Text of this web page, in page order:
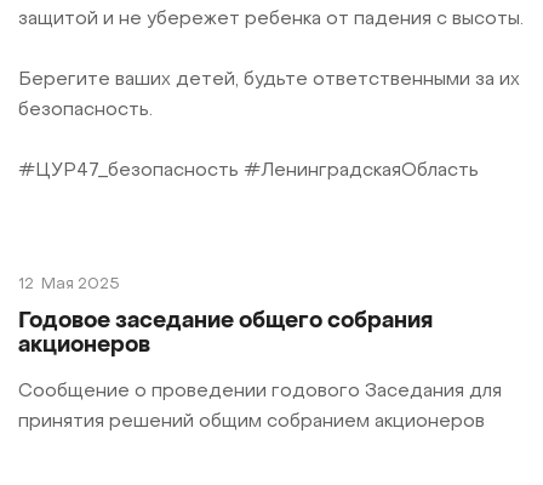
защитой и не убережет ребенка от падения с высоты.
Берегите ваших детей, будьте ответственными за их
безопасность.
#ЦУР47_безопасность #ЛенинградскаяОбласть
12 Мая 2025
Годовое заседание общего собрания
акционеров
Сообщение о проведении годового Заседания для
принятия решений общим собранием акционеров